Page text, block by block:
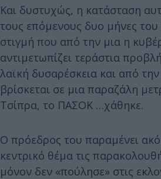
Και δυστυχώς, η κατάσταση
τους επόμενους δυο μήνες του
στιγμή που από την μια η
αντιμετωπίζει τεράστια
λαϊκή δυσαρέσκεια και από
βρίσκεται σε μια παραζάλη
Τσίπρα, το ΠΑΣΟΚ …χάθηκε.
Ο πρόεδρος του παραμένει
κεντρικό θέμα τις
μόνον δεν «πούλησε» στις